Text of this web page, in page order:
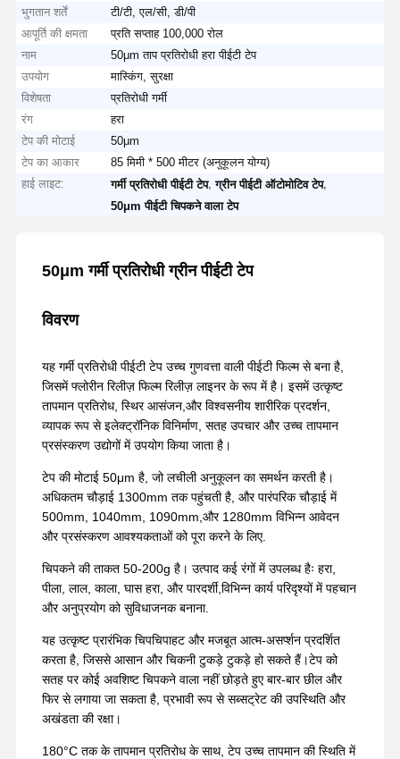
भुगतान शर्तें
टी/टी, एल/सी, डी/पी
आपूर्ति की क्षमता
प्रति सप्ताह 100,000 रोल
नाम
50μm ताप प्रतिरोधी हरा पीईटी टेप
उपयोग
मास्किंग, सुरक्षा
विशेषता
प्रतिरोधी गर्मी
रंग
हरा
टेप की मोटाई
50μm
टेप का आकार
85 मिमी * 500 मीटर (अनुकूलन योग्य)
हाई लाइट:
गर्मी प्रतिरोधी पीईटी टेप,ग्रीन पीईटी ऑटोमोटिव टेप,
50μm पीईटी चिपकने वाला टेप
50μm गर्मी प्रतिरोधी ग्रीन पीईटी टेप
विवरण
यह गर्मी प्रतिरोधी पीईटी टेप उच्च गुणवत्ता वाली पीईटी फिल्म से बना है,
जिसमें फ्लोरीन रिलीज़ फिल्म रिलीज़ लाइनर के रूप में है। इसमें उत्कृष्ट
तापमान प्रतिरोध, स्थिर आसंजन,और विश्वसनीय शारीरिक प्रदर्शन,
व्यापक रूप से इलेक्ट्रॉनिक विनिर्माण, सतह उपचार और उच्च तापमान
प्रसंस्करण उद्योगों में उपयोग किया जाता है।
टेप की मोटाई 50μm है, जो लचीली अनुकूलन का समर्थन करती है।
अधिकतम चौड़ाई 1300mm तक पहुंचती है, और पारंपरिक चौड़ाई में
500mm, 1040mm, 1090mm,और 1280mm विभिन्न आवेदन
और प्रसंस्करण आवश्यकताओं को पूरा करने के लिए.
चिपकने की ताकत 50-200g है। उत्पाद कई रंगों में उपलब्ध हैः हरा,
पीला, लाल, काला, घास हरा, और पारदर्शी,विभिन्न कार्य परिदृश्यों में पहचान
और अनुप्रयोग को सुविधाजनक बनाना.
यह उत्कृष्ट प्रारंभिक चिपचिपाहट और मजबूत आत्म-असर्प्शन प्रदर्शित
करता है, जिससे आसान और चिकनी टुकड़े टुकड़े हो सकते हैं।टेप को
सतह पर कोई अवशिष्ट चिपकने वाला नहीं छोड़ते हुए बार-बार छील और
फिर से लगाया जा सकता है, प्रभावी रूप से सब्सट्रेट की उपस्थिति और
अखंडता की रक्षा।
180°C तक के तापमान प्रतिरोध के साथ, टेप उच्च तापमान की स्थिति में